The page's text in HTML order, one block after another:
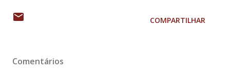
COMPARTILHAR
Comentários